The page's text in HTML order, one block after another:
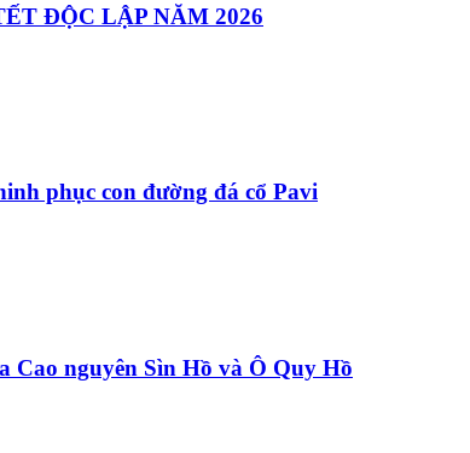
ĐỘC LẬP NĂM 2026
phục con đường đá cổ Pavi
Cao nguyên Sìn Hồ và Ô Quy Hồ